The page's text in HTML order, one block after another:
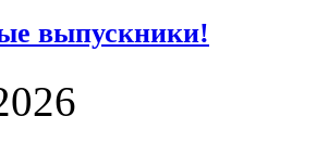
выпускники!